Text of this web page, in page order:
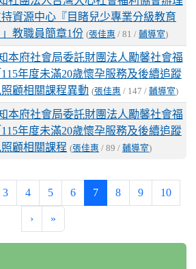
持資源中心『目睹兒少專業分級教育
教職員簡章1份 (張佳惠 / 81 / 輔導室)
本府社會局委託財團法人勵馨社會福
年度未滿20歲懷孕服務及後續追蹤
顧相關課程異動 (張佳惠 / 147 / 輔導室)
本府社會局委託財團法人勵馨社會福
年度未滿20歲懷孕服務及後續追蹤
顧相關課程 (張佳惠 / 89 / 輔導室)
3 4 5 6 7(current)
8 9 10
› »